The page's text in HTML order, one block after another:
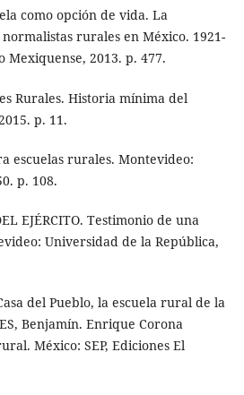
como opción de vida. La
rurales en México. 1921-
Mexiquense, 2013. p. 477.
Rurales. Historia mínima del
p. 11.
escuelas rurales. Montevideo:
p. 108.
EJÉRCITO. Testimonio de una
Universidad de la República,
del Pueblo, la escuela rural de la
Benjamín. Enrique Corona
México: SEP, Ediciones El